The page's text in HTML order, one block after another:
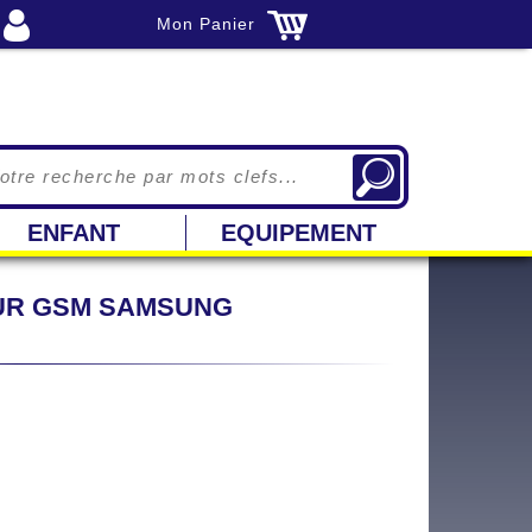
Mon Panier
ENFANT EQUIPEMENT
GSM SAMSUNG